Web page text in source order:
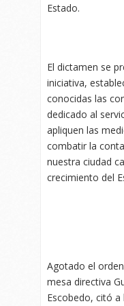
Estado.
El dictamen se
iniciativa,
conocidas las
dedicado al
apliquen las
combatir la
nuestra ciudad
crecimiento del
Agotado el
mesa directiva
Escobedo, citó